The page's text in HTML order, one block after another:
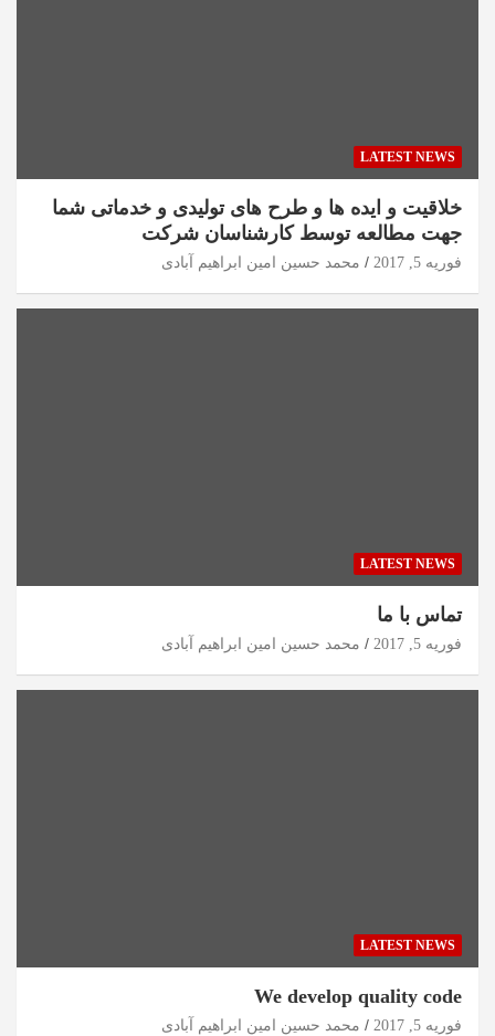
LATEST NEWS
خلاقیت و ایده ها و طرح های تولیدی و خدماتی شما
جهت مطالعه توسط کارشناسان شرکت
فوریه 5, 2017 محمد حسین امین ابراهیم آبادی
LATEST NEWS
تماس با ما
فوریه 5, 2017 محمد حسین امین ابراهیم آبادی
LATEST NEWS
We develop quality code
فوریه 5, 2017 محمد حسین امین ابراهیم آبادی